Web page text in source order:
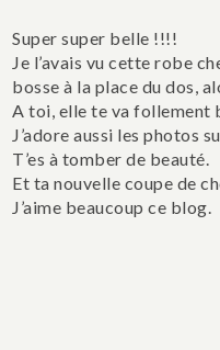
Super super belle !!!!
Je l’avais vu cette robe
bosse à la place du dos,
A toi, elle te va follement
J’adore aussi les photos
T’es à tomber de beauté.
Et ta nouvelle coupe de
J’aime beaucoup ce blog.